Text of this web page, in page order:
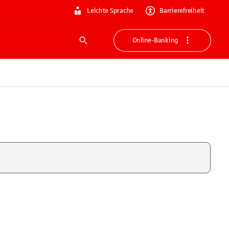
Leichte Sprache Barrierefreiheit
Suche
Online-Banking